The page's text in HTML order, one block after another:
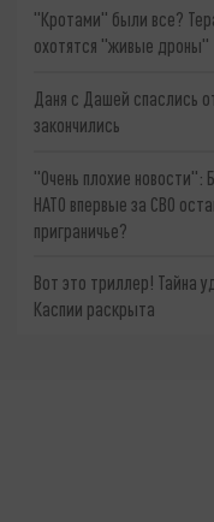
"Кротами" были все?
охотятся "живые дроны"
Даня с Дашей спаслись
закончились
"Очень плохие новости":
НАТО впервые за СВО
приграничье?
Вот это триллер! Тайна
Каспии раскрыта